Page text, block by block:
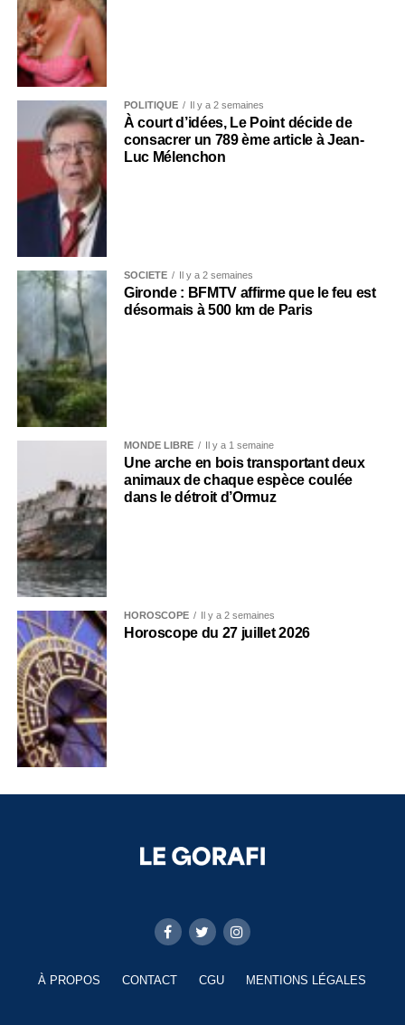
POLITIQUE Il y a 2 semaines
À court d’idées, Le Point décide de
consacrer un 789 ème article à Jean-
Luc Mélenchon
SOCIÉTÉ Il y a 2 semaines
Gironde : BFMTV affirme que le feu est
désormais à 500 km de Paris
MONDE LIBRE Il y a 1 semaine
Une arche en bois transportant deux
animaux de chaque espèce coulée
dans le détroit d’Ormuz
HOROSCOPE Il y a 2 semaines
Horoscope du 27 juillet 2026
À PROPOS CONTACT CGU MENTIONS LÉGALES